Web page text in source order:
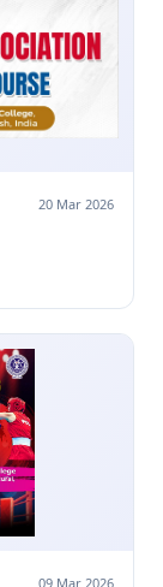
20 Mar 2026
09 Mar 2026